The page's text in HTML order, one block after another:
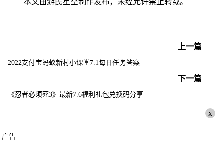
本文由游民星空制作发布，未经允许禁止转载。
上一篇
2022支付宝蚂蚁新村小课堂7.1每日任务答案
下一篇
《忍者必须死3》最新7.6福利礼包兑换码分享
x
广告